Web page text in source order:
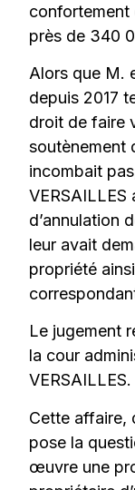
confortement
près de 340
Alors que M.
depuis 2017
droit de faire
soutènement
incombait
d’annulation
leur avait
propriété
Le jugement
la cour
VERSAILLES.
Cette affaire,
pose la
œuvre une